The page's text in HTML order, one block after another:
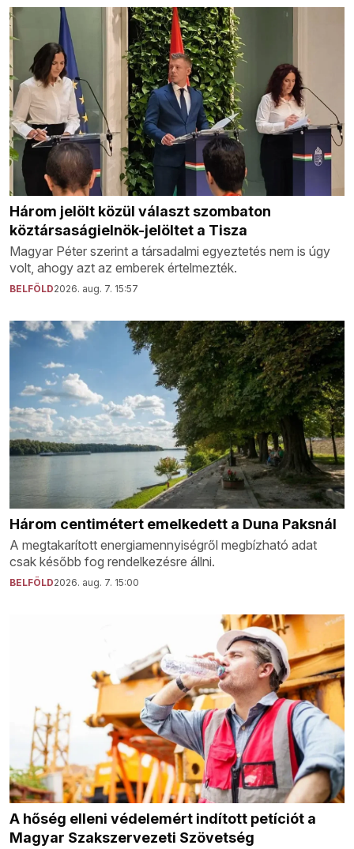
Három jelölt közül választ szombaton
köztársaságielnök-jelöltet a Tisza
Magyar Péter szerint a társadalmi egyeztetés nem is úgy
volt, ahogy azt az emberek értelmezték.
BELFÖLD2026. aug. 7. 15:57
Három centimétert emelkedett a Duna Paksnál
A megtakarított energiamennyiségről megbízható adat
csak később fog rendelkezésre állni.
BELFÖLD2026. aug. 7. 15:00
A hőség elleni védelemért indított petíciót a
Magyar Szakszervezeti Szövetség